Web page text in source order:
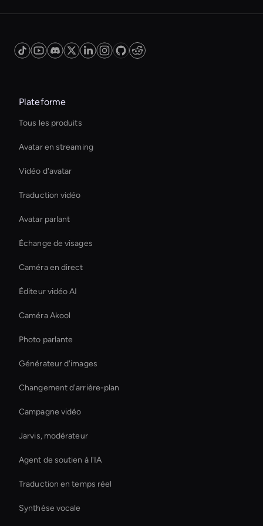
Plateforme
Tous les produits
Avatar en streaming
Vidéo d'avatar
Traduction vidéo
Avatar parlant
Échange de visages
Caméra en direct
Éditeur vidéo AI
Caméra Akool
Photo parlante
Générateur d'images
Changement d'arrière-plan
Campagne vidéo
Jarvis, modérateur
Agent de soutien à l'IA
Traduction en temps réel
Synthèse vocale